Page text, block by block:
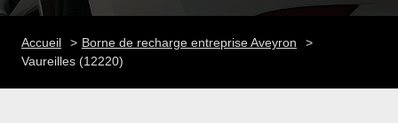
Accueil
Borne de recharge entreprise Aveyron
Vaureilles (12220)